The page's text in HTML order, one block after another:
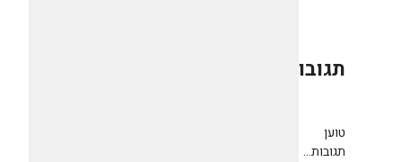
תגובות
טוען
תגובות...